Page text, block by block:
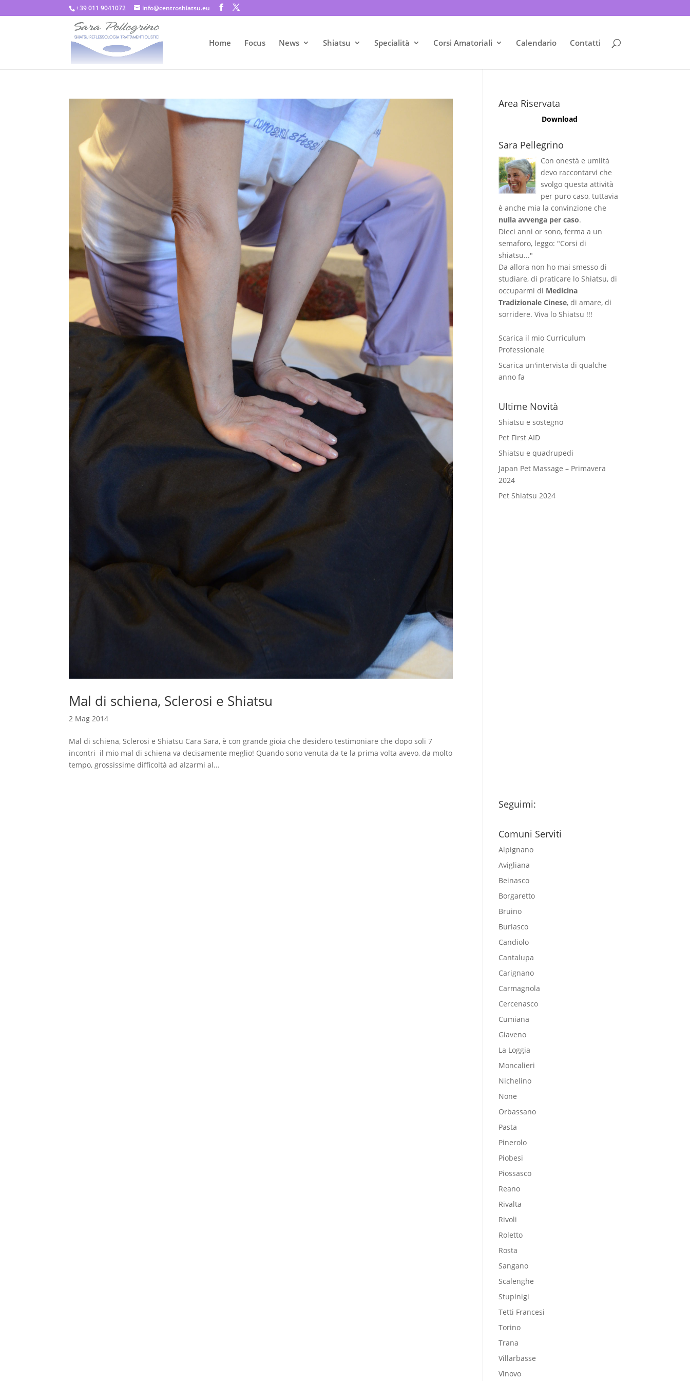
+39 011 9041072 info@centroshiatsu.eu
Home Focus News Shiatsu Specialità Corsi Amatoriali Calendario Contatti
Mal di schiena, Sclerosi e Shiatsu
2 Mag 2014
Mal di schiena, Sclerosi e Shiatsu Cara Sara, è con grande gioia che desidero testimoniare che dopo soli 7
incontri il mio mal di schiena va decisamente meglio! Quando sono venuta da te la prima volta avevo, da molto
tempo, grossissime difficoltà ad alzarmi al...
Area Riservata
Download
Sara Pellegrino
Con onestà e umiltà
devo raccontarvi che
svolgo questa attività
per puro caso, tuttavia
è anche mia la convinzione che
nulla avvenga per caso.
Dieci anni or sono, ferma a un
semaforo, leggo: "Corsi di
shiatsu..."
Da allora non ho mai smesso di
studiare, di praticare lo Shiatsu, di
occuparmi di Medicina
Tradizionale Cinese, di amare, di
sorridere. Viva lo Shiatsu !!!
Scarica il mio Curriculum
Professionale
Scarica un'intervista di qualche
anno fa
Ultime Novità
Shiatsu e sostegno
Pet First AID
Shiatsu e quadrupedi
Japan Pet Massage – Primavera
2024
Pet Shiatsu 2024
Seguimi:
Comuni Serviti
Alpignano
Avigliana
Beinasco
Borgaretto
Bruino
Buriasco
Candiolo
Cantalupa
Carignano
Carmagnola
Cercenasco
Cumiana
Giaveno
La Loggia
Moncalieri
Nichelino
None
Orbassano
Pasta
Pinerolo
Piobesi
Piossasco
Reano
Rivalta
Rivoli
Roletto
Rosta
Sangano
Scalenghe
Stupinigi
Tetti Francesi
Torino
Trana
Villarbasse
Vinovo